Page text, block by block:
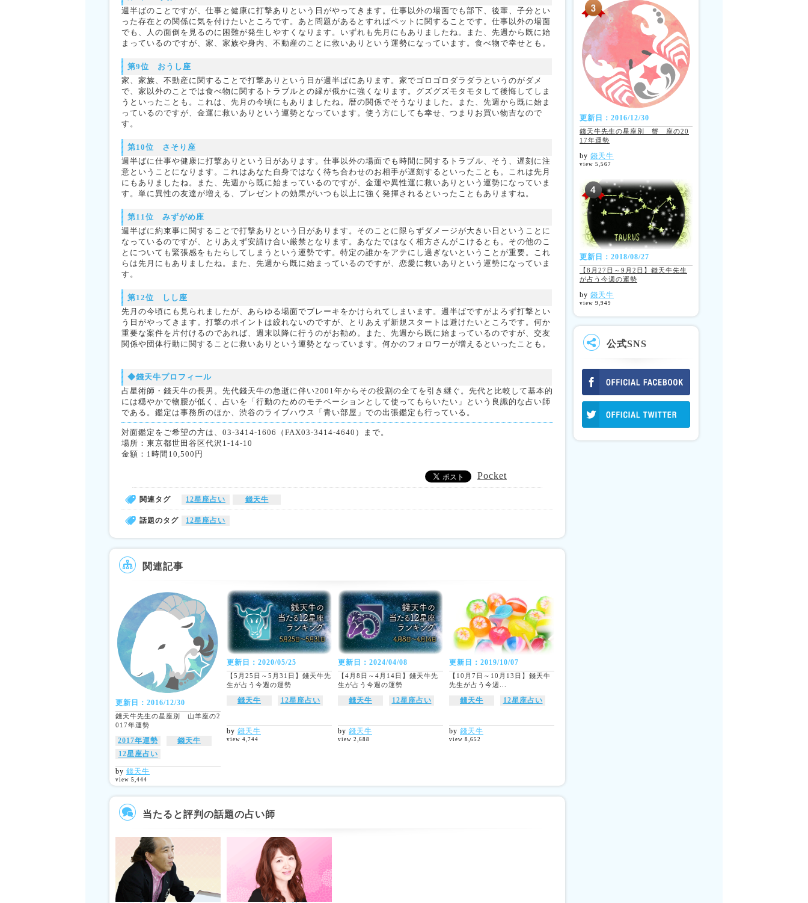
週半ばのことですが、仕事と健康に打撃ありという日がやってきます。仕事以外の場面でも部下、後輩、子分とい
った存在との関係に気を付けたいところです。あと問題があるとすればペットに関することです。仕事以外の場面
でも、人の面倒を見るのに困難が発生しやすくなります。いずれも先月にもありましたね。また、先週から既に始
まっているのですが、家、家族や身内、不動産のことに救いありという運勢になっています。食べ物で幸せとも。
第9位 おうし座
家、家族、不動産に関することで打撃ありという日が週半ばにあります。家でゴロゴロダラダラというのがダメ
で、家以外のことでは食べ物に関するトラブルとの縁が俄かに強くなります。グズグズモタモタして後悔してしま
うといったことも。これは、先月の今頃にもありましたね。暦の関係でそうなりました。また、先週から既に始ま
っているのですが、金運に救いありという運勢となっています。使う方にしても幸せ、つまりお買い物吉なので
す。
第10位 さそり座
週半ばに仕事や健康に打撃ありという日があります。仕事以外の場面でも時間に関するトラブル、そう、遅刻に注
意ということになります。これはあなた自身ではなく待ち合わせのお相手が遅刻するといったことも。これは先月
にもありましたね。また、先週から既に始まっているのですが、金運や異性運に救いありという運勢になっていま
す。単に異性の友達が増える、プレゼントの効果がいつも以上に強く発揮されるといったこともありますね。
第11位 みずがめ座
週半ばに約束事に関することで打撃ありという日があります。そのことに限らずダメージが大きい日ということに
なっているのですが、とりあえず安請け合い厳禁となります。あなたではなく相方さんがこけるとも。その他のこ
とについても緊張感をもたらしてしまうという運勢です。特定の誰かをアテにし過ぎないということが重要。これ
らは先月にもありましたね。また、先週から既に始まっているのですが、恋愛に救いありという運勢になっていま
す。
第12位 しし座
先月の今頃にも見られましたが、あらゆる場面でブレーキをかけられてしまいます。週半ばですがよろず打撃とい
う日がやってきます。打撃のポイントは絞れないのですが、とりあえず新規スタートは避けたいところです。何か
重要な案件を片付けるのであれば、週末以降に行うのがお勧め。また、先週から既に始まっているのですが、交友
関係や団体行動に関することに救いありという運勢となっています。何かのフォロワーが増えるといったことも。
◆錢天牛プロフィール
占星術師・錢天牛の長男。先代錢天牛の急逝に伴い2001年からその役割の全てを引き継ぐ。先代と比較して基本的
には穏やかで物腰が低く、占いを「行動のためのモチベーションとして使ってもらいたい」という良識的な占い師
である。鑑定は事務所のほか、渋谷のライブハウス「青い部屋」での出張鑑定も行っている。
対面鑑定をご希望の方は、03-3414-1606（FAX03-3414-4640）まで。
場所：東京都世田谷区代沢1-14-10
金額：1時間10,500円
Pocket
関連タグ 12星座占い 錢天牛
話題のタグ 12星座占い
関連記事
更新日：2016/12/30
錢天牛先生の星座別 山羊座の2
017年運勢
2017年運勢
錢天牛
12星座占い
by 錢天牛
view 5,444
更新日：2020/05/25
【5月25日～5月31日】錢天牛先
生が占う今週の運勢
錢天牛 12星座占い
by 錢天牛
view 4,744
更新日：2024/04/08
【4月8日～4月14日】錢天牛先
生が占う今週の運勢
錢天牛 12星座占い
by 錢天牛
view 2,688
更新日：2019/10/07
【10月7日～10月13日】錢天牛
先生が占う今週...
錢天牛 12星座占い
by 錢天牛
view 8,652
当たると評判の話題の占い師
更新日：2016/12/30
錢天牛先生の星座別 蟹 座の20
17年運勢
by 錢天牛
view 5,567
更新日：2018/08/27
【8月27日～9月2日】錢天牛先生
が占う今週の運勢
by 錢天牛
view 9,949
公式SNS